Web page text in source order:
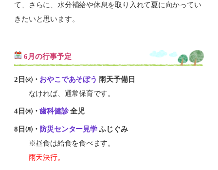
て、さらに、水分補給や休息を取り入れて夏に向かってい
きたいと思います。
6月の行事予定
2日㈫・ おやこであそぼう 雨天予備日
なければ、通常保育です。
4日㈭・歯科健診全児
8日㈪・ 防災センター見学ふじぐみ
※昼食は給食を食べます。
雨天決行。